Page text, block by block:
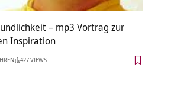
– mp3 Vortrag zur
Inspiration
427 VIEWS